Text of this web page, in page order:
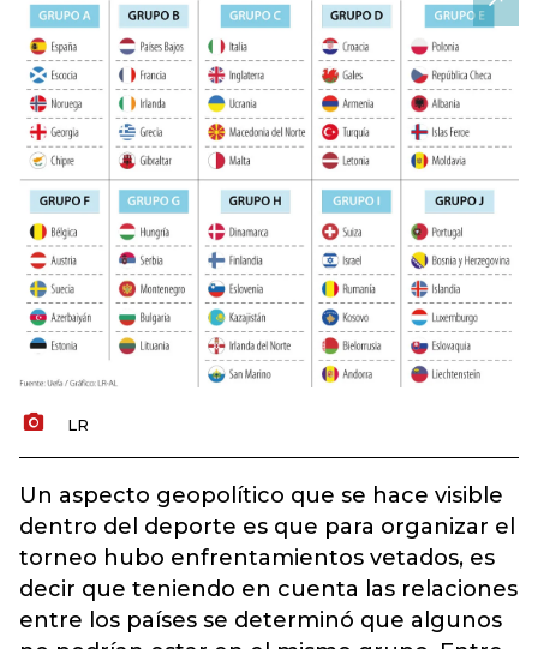
LR
Un aspecto geopolítico que se hace visible
dentro del deporte es que para organizar el
torneo hubo enfrentamientos vetados, es
decir que teniendo en cuenta las relaciones
entre los países se determinó que algunos